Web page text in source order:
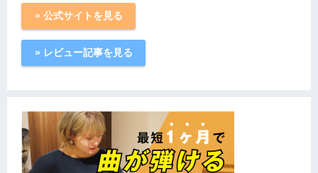
» 公式サイトを見る
» レビュー記事を見る